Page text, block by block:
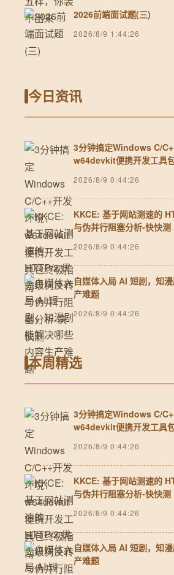
2026前端面试题(三)
2026/8/9 1:44:26
今日资讯
3分钟搞定Windows C/
w64devkit便携开发工具
2026/8/9 0:44:26
KKCE: 基于网站测速的
与伪并行阻塞分析-快快测
2026/8/9 0:44:26
自媒体入局 AI 短剧，知
产难题
2026/8/9 0:44:26
本周精选
3分钟搞定Windows C/
w64devkit便携开发工具
2026/8/9 0:44:26
KKCE: 基于网站测速的
与伪并行阻塞分析-快快测
2026/8/9 0:44:26
自媒体入局 AI 短剧，知
产难题